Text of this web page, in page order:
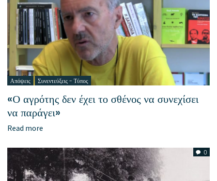
Απόψεις Συνεντεύξεις - Τύπος
«Ο αγρότης δεν έχει το σθένος να συνεχίσει
να παράγει»
Read more
0